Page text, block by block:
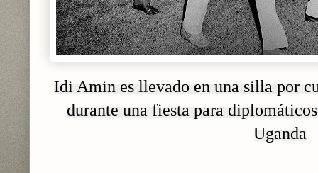
Idi Amin es llevado en una silla por
durante una fiesta para
Uganda